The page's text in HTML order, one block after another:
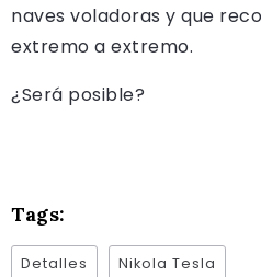
naves voladoras y que
extremo a extremo.
¿Será posible?
Tags:
Detalles Nikola Tesla